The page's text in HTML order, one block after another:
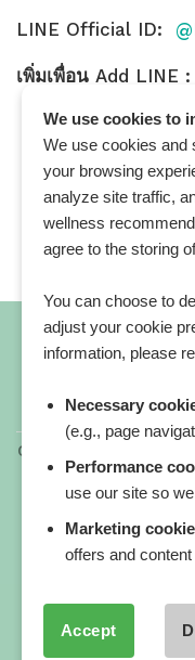
LINE Official ID:
เพิ่มเพื่อน Add LINE :
Copyright 2026 ©
a registered
Our website
informational
provide medical
We use cookies to
We use cookies and
your browsing
analyze site traffic,
wellness
agree to the storing
You can choose to
adjust your cookie
information, please
Necessary
(e.g., page
Performance
use our site so
Marketing
offers and
Accept